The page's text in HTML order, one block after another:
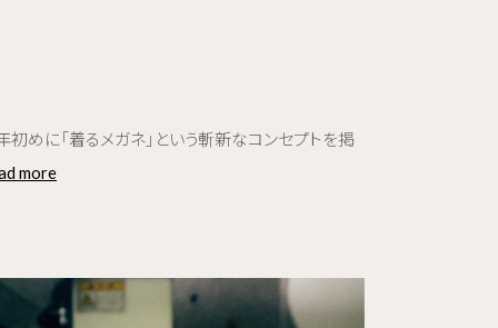
めに「着るメガネ」という斬新なコンセプトを掲
more